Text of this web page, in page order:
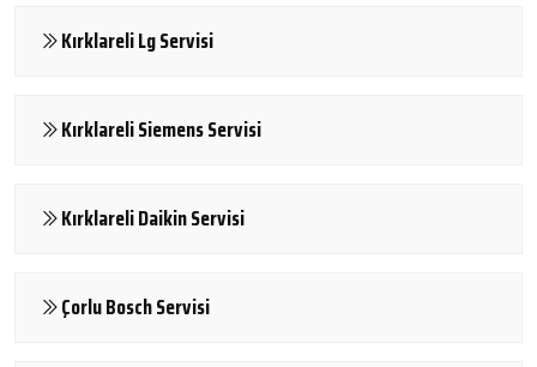
Kırklareli Lg Servisi
Kırklareli Siemens Servisi
Kırklareli Daikin Servisi
Çorlu Bosch Servisi